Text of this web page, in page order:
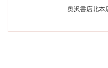
奥沢書店北本